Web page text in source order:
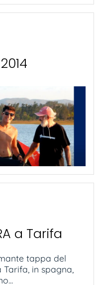
a Tarifa
tappa del
in spagna,